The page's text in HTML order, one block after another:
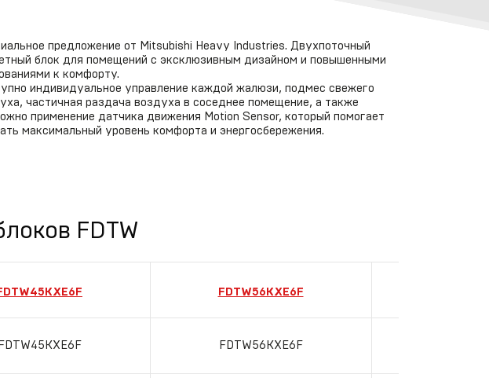
предложение от Mitsubishi Heavy Industries. Двухпоточный
блок для помещений с эксклюзивным дизайном и повышенными
к комфорту.
индивидуальное управление каждой жалюзи, подмес свежего
частичная раздача воздуха в соседнее помещение, а также
применение датчика движения Motion Sensor, который помогает
максимальный уровень комфорта и энергосбережения.
FDTW
FDTW45KXE6F
FDTW56KXE6F
FDTW56KXE6F